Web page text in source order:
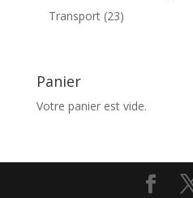
Transport 2323
Panier
Votre panier est vide.